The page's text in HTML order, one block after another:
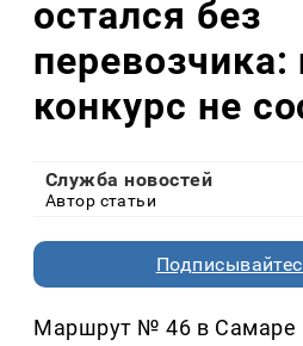
остался без
конкурс не
Служба новостей
Автор статьи
Маршрут № 46 в Самаре